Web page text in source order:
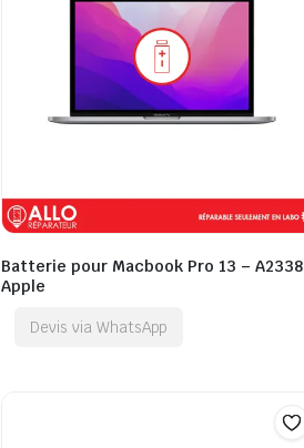
Batterie pour Macbook Pro 13 – A2338
Apple
Devis via WhatsApp